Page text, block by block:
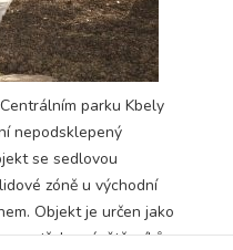
parku Kbely
nepodsklepený
se sedlovou
zóně u východní
Objekt je určen jako
potřeby návštěvníků
Technické
cookies
Technické
cookies jsou
nezbytné pro